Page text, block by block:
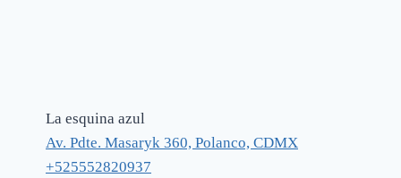
La esquina azul
Av. Pdte. Masaryk 360, Polanco, CDMX
+525552820937